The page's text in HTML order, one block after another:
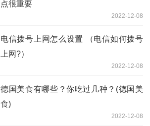
点很重要
2022-12-08
电信拨号上网怎么设置 （电信如何拨号
上网?）
2022-12-08
德国美食有哪些？你吃过几种？(德国美
食)
2022-12-08